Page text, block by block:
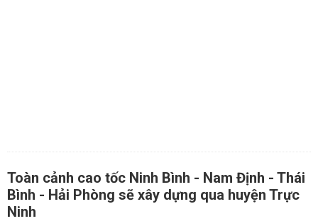
Toàn cảnh cao tốc Ninh Bình - Nam Định - Thái
Bình - Hải Phòng sẽ xây dựng qua huyện Trực
Ninh